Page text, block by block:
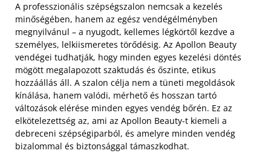
A professzionális szépségszalon nemcsak a kezelés
minőségében, hanem az egész vendégélményben
megnyilvánul – a nyugodt, kellemes légkörtől kezdve a
személyes, lelkiismeretes törődésig. Az Apollon Beauty
vendégei tudhatják, hogy minden egyes kezelési döntés
mögött megalapozott szaktudás és őszinte, etikus
hozzáállás áll. A szalon célja nem a tüneti megoldások
kínálása, hanem valódi, mérhető és hosszan tartó
változások elérése minden egyes vendég bőrén. Ez az
elkötelezettség az, ami az Apollon Beauty-t kiemeli a
debreceni szépségiparból, és amelyre minden vendég
bizalommal és biztonsággal támaszkodhat.